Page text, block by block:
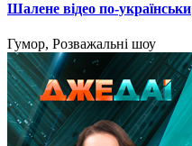
Шалене відео по-українськи
Гумор, Розважальні шоу